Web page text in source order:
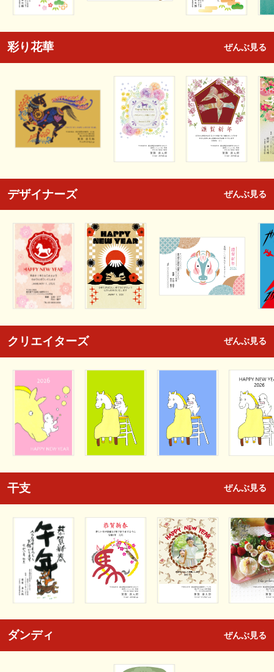
彩り花華 ぜんぶ見る
デザイナーズ ぜんぶ見る
クリエイターズ ぜんぶ見る
干支 ぜんぶ見る
ダンディ ぜんぶ見る